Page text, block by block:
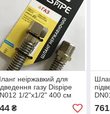
неіржавкий для
газу Dispipe
1/2"х1/2" 400 см
ГШ
₴
ГГ/
761